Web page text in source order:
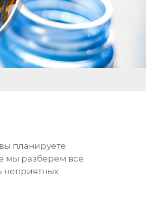
планируете
мы разберем все
неприятных